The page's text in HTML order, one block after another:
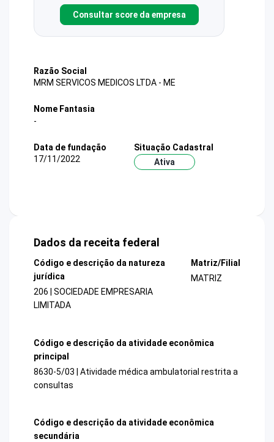
Consultar score da empresa
Razão Social
MRM SERVICOS MEDICOS LTDA - ME
Nome Fantasia
-
Data de fundação
17/11/2022
Situação Cadastral
Ativa
Dados da receita federal
Código e descrição da natureza
jurídica
206 | SOCIEDADE EMPRESARIA
LIMITADA
Matriz/Filial
MATRIZ
Código e descrição da atividade econômica
principal
8630-5/03 | Atividade médica ambulatorial restrita a
consultas
Código e descrição da atividade econômica
secundária